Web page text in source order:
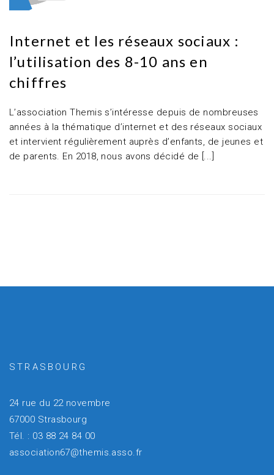
Internet et les réseaux sociaux :
l’utilisation des 8-10 ans en
chiffres
L’association Themis s’intéresse depuis de nombreuses
années à la thématique d’internet et des réseaux sociaux
et intervient régulièrement auprès d’enfants, de jeunes et
de parents. En 2018, nous avons décidé de [...]
STRASBOURG
24 rue du 22 novembre
67000 Strasbourg
Tél. : 03 88 24 84 00
association67@themis.asso.fr